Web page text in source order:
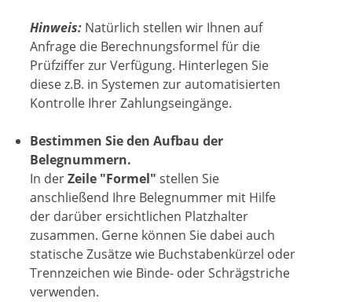
Hinweis:Natürlich stellen wir Ihnen auf
Anfrage die Berechnungsformel für die
Prüfziffer zur Verfügung. Hinterlegen Sie
diese z.B. in Systemen zur automatisierten
Kontrolle Ihrer Zahlungseingänge.
Bestimmen Sie den Aufbau der
Belegnummern.
In derZeile "Formel" stellen Sie
anschließend Ihre Belegnummer mit Hilfe
der darüber ersichtlichen Platzhalter
zusammen. Gerne können Sie dabei auch
statische Zusätze wie Buchstabenkürzel oder
Trennzeichen wie Binde- oder Schrägstriche
verwenden.